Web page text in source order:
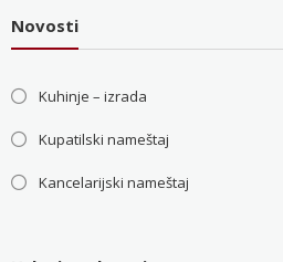
Novosti
Kuhinje – izrada
Kupatilski nameštaj
Kancelarijski nameštaj